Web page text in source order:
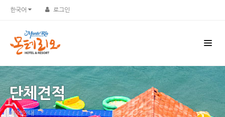
한국어 로그인
단체견적
예약안내
Sketchbook5, 스케치북5